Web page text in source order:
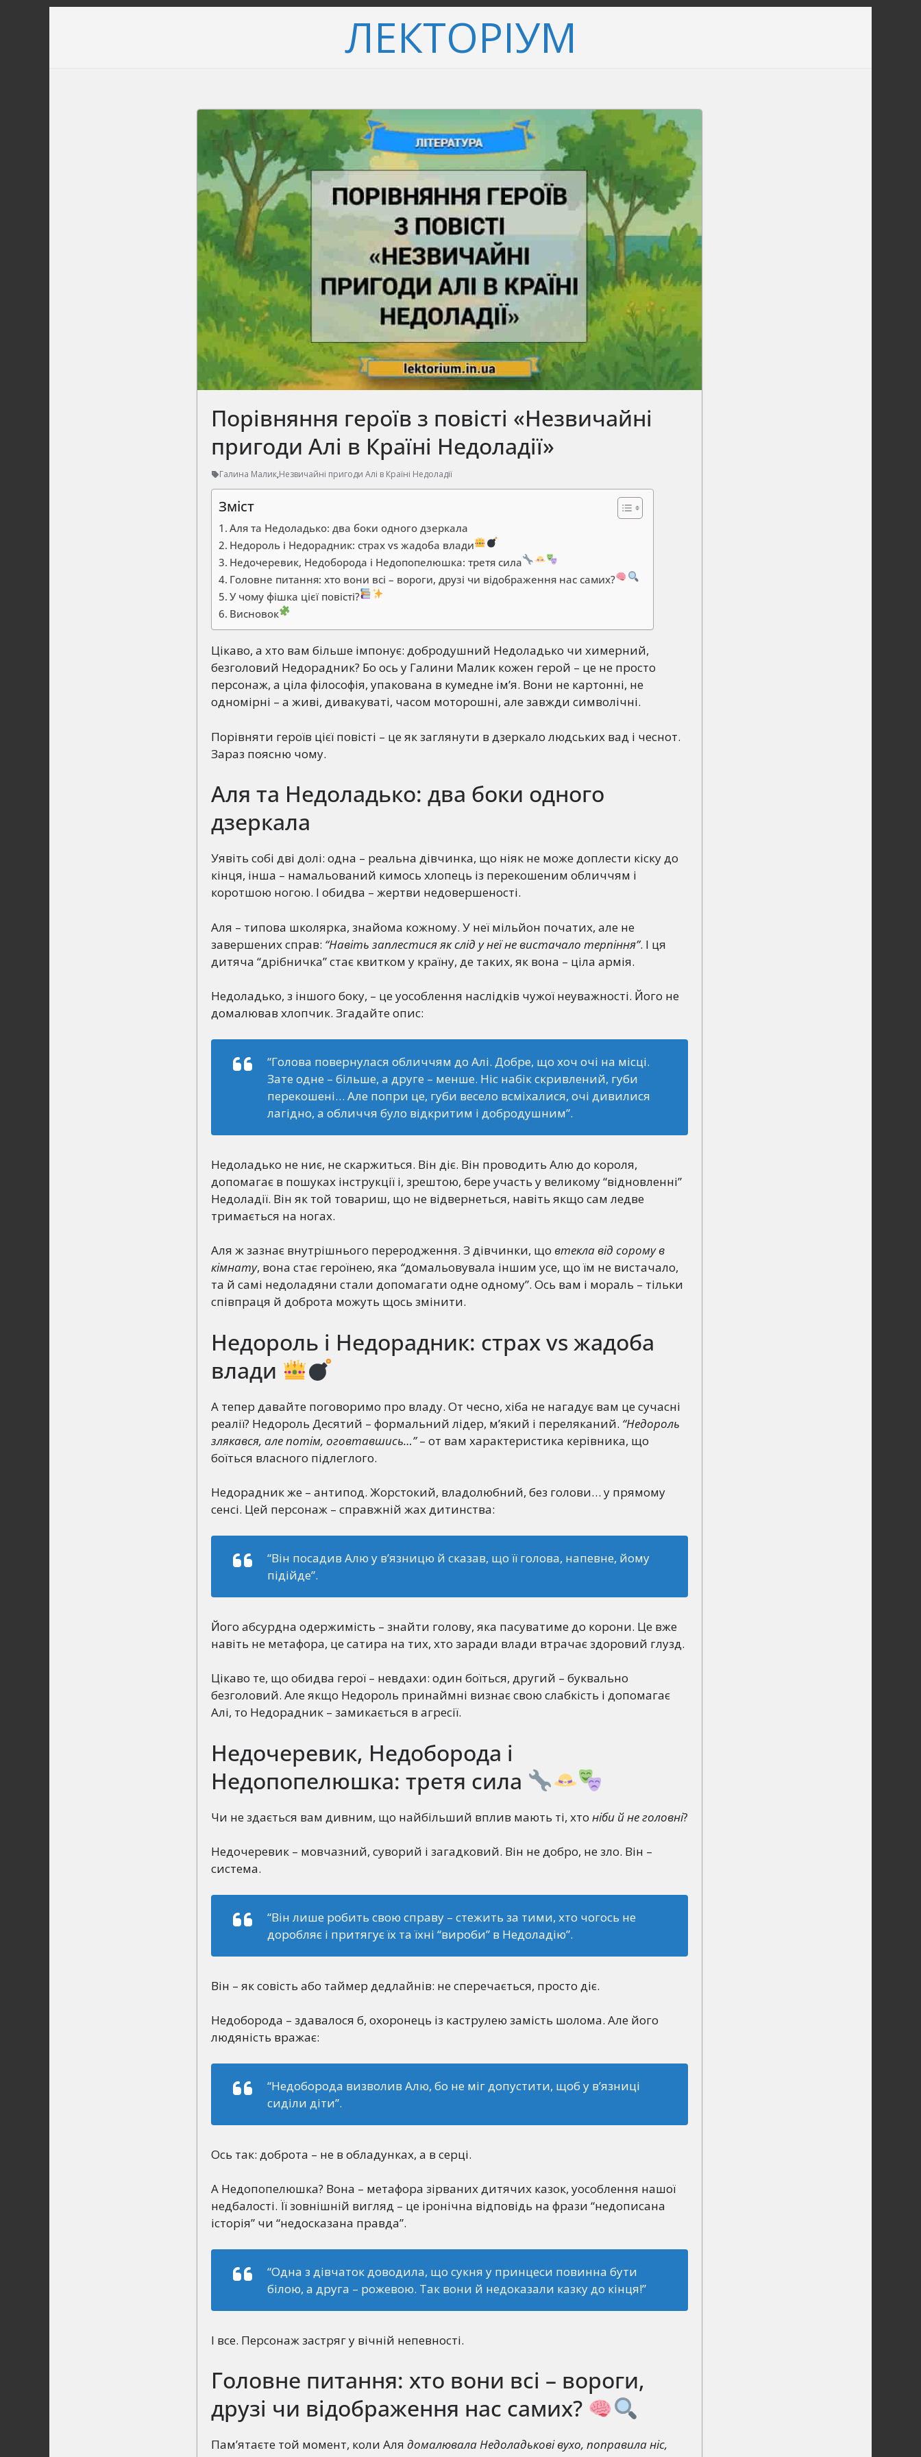
ЛЕКТОРІУМ
Порівняння героїв з повісті «Незвичайні
пригоди Алі в Країні Недоладії»
Галина Малик,Незвичайні пригоди Алі в Країні Недоладії
Зміст
Аля та Недоладько: два боки одного дзеркала
Недороль і Недорадник: страх vs жадоба влади
Недочеревик, Недоборода і Недопопелюшка: третя сила
Головне питання: хто вони всі – вороги, друзі чи відображення нас самих?
У чому фішка цієї повісті?
Висновок
Цікаво, а хто вам більше імпонує: добродушний Недоладько чи химерний,
безголовий Недорадник? Бо ось у Галини Малик кожен герой – це не просто
персонаж, а ціла філософія, упакована в кумедне ім’я. Вони не картонні, не
одномірні – а живі, дивакуваті, часом моторошні, але завжди символічні.
Порівняти героїв цієї повісті – це як заглянути в дзеркало людських вад і чеснот.
Зараз поясню чому.
Аля та Недоладько: два боки одного
дзеркала
Уявіть собі дві долі: одна – реальна дівчинка, що ніяк не може доплести кіску до
кінця, інша – намальований кимось хлопець із перекошеним обличчям і
коротшою ногою. І обидва – жертви недовершеності.
Аля – типова школярка, знайома кожному. У неї мільйон початих, але не
завершених справ: “Навіть заплестися як слід у неї не вистачало терпіння”. І ця
дитяча “дрібничка” стає квитком у країну, де таких, як вона – ціла армія.
Недоладько, з іншого боку, – це уособлення наслідків чужої неуважності. Його не
домалював хлопчик. Згадайте опис:
“Голова повернулася обличчям до Алі. Добре, що хоч очі на місці.
Зате одне – більше, а друге – менше. Ніс набік скривлений, губи
перекошені… Але попри це, губи весело всміхалися, очі дивилися
лагідно, а обличчя було відкритим і добродушним”.
Недоладько не ниє, не скаржиться. Він діє. Він проводить Алю до короля,
допомагає в пошуках інструкції і, зрештою, бере участь у великому “відновленні”
Недоладії. Він як той товариш, що не відвернеться, навіть якщо сам ледве
тримається на ногах.
Аля ж зазнає внутрішнього переродження. З дівчинки, що втекла від сорому в
кімнату, вона стає героїнею, яка “домальовувала іншим усе, що їм не вистачало,
та й самі недоладяни стали допомагати одне одному”. Ось вам і мораль – тільки
співпраця й доброта можуть щось змінити.
Недороль і Недорадник: страх vs жадоба
влади
А тепер давайте поговоримо про владу. От чесно, хіба не нагадує вам це сучасні
реалії? Недороль Десятий – формальний лідер, м’який і переляканий. “Недороль
злякався, але потім, оговтавшись…”– от вам характеристика керівника, що
боїться власного підлеглого.
Недорадник же – антипод. Жорстокий, владолюбний, без голови… у прямому
сенсі. Цей персонаж – справжній жах дитинства:
“Він посадив Алю у в’язницю й сказав, що її голова, напевне, йому
підійде”.
Його абсурдна одержимість – знайти голову, яка пасуватиме до корони. Це вже
навіть не метафора, це сатира на тих, хто заради влади втрачає здоровий глузд.
Цікаво те, що обидва герої – невдахи: один боїться, другий – буквально
безголовий. Але якщо Недороль принаймні визнає свою слабкість і допомагає
Алі, то Недорадник – замикається в агресії.
Недочеревик, Недоборода і
Недопопелюшка: третя сила
Чи не здається вам дивним, що найбільший вплив мають ті, хто ніби й не головні?
Недочеревик – мовчазний, суворий і загадковий. Він не добро, не зло. Він –
система.
“Він лише робить свою справу – стежить за тими, хто чогось не
доробляє і притягує їх та їхні “вироби” в Недоладію”.
Він – як совість або таймер дедлайнів: не сперечається, просто діє.
Недоборода – здавалося б, охоронець із каструлею замість шолома. Але його
людяність вражає:
“Недоборода визволив Алю, бо не міг допустити, щоб у в’язниці
сиділи діти”.
Ось так: доброта – не в обладунках, а в серці.
А Недопопелюшка? Вона – метафора зірваних дитячих казок, уособлення нашої
недбалості. Її зовнішній вигляд – це іронічна відповідь на фрази “недописана
історія” чи “недосказана правда”.
“Одна з дівчаток доводила, що сукня у принцеси повинна бути
білою, а друга – рожевою. Так вони й недоказали казку до кінця!”
І все. Персонаж застряг у вічній непевності.
Головне питання: хто вони всі – вороги,
друзі чи відображення нас самих?
Пам’ятаєте той момент, коли Аля домалювала Недоладькові вухо, поправила ніс,